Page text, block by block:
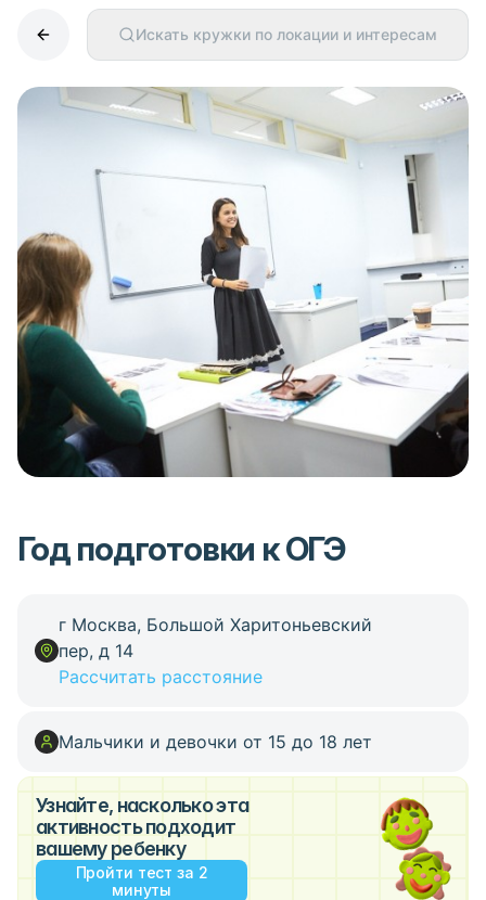
Искать кружки по локации и интересам
Год подготовки к ОГЭ
г Москва, Большой Харитоньевский
пер, д 14
Рассчитать расстояние
Мальчики и девочки от 15 до 18 лет
Узнайте, насколько эта
активность подходит
вашему ребенку
Пройти тест за 2
минуты